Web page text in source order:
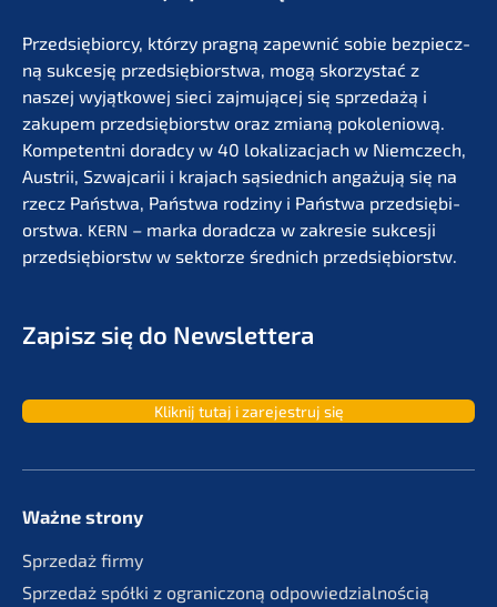
Przedsię­bi­or­cy, którzy pragną zapew­nić sobie bezpiecz­
ną sukces­ję przedsię­bi­orst­wa, mogą skorzystać z
naszej wyjąt­ko­wej sieci zajmu­jącej się sprze­dażą i
zakupem przedsię­bi­orstw oraz zmianą pokolenio­wą.
Kompe­tent­ni dorad­cy w 40 lokali­zac­jach w Niemc­zech,
Austrii, Szwaj­ca­rii i krajach sąsied­nich angażu­ją się na
rzecz Państ­wa, Państ­wa rodzi­ny i Państ­wa przedsię­bi­
orst­wa. KERN – marka dorad­c­za w zakre­sie sukces­ji
przedsię­bi­orstw w sektor­ze średnich przedsiębiorstw.
Zapisz się do Newslettera
Kliknij tutaj i zarejes­truj się
Ważne strony
Sprze­daż firmy
Sprze­daż spółki z ogranic­zoną odpowiedzialnością